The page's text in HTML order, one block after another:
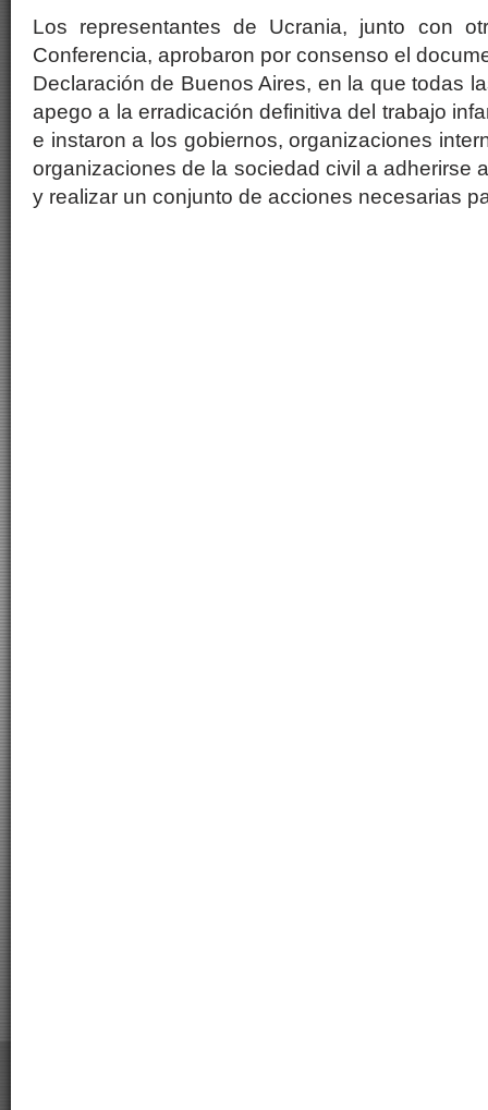
Los representantes de Ucrania, junto con
Conferencia, aprobaron por consenso el
Declaración de Buenos Aires, en la que todas
apego a la erradicación definitiva del trabajo
e instaron a los gobiernos, organizaciones
organizaciones de la sociedad civil a adherirse
y realizar un conjunto de acciones necesarias